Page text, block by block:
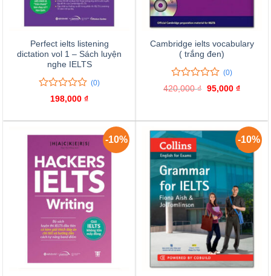
Perfect ielts listening
dictation vol 1 – Sách luyện
nghe IELTS
giá
(0)
198,000 ₫
Cambridge ielts vocabulary
( trắng đen)
0
trên
0
(0)
420,000₫ Giá
95,000 ₫Giá
95,000
-10% -10%